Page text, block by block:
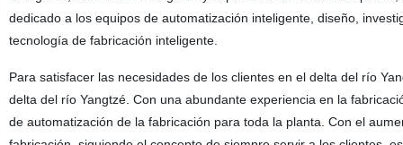
dedicado a los equipos de automatización inteligente, diseño,
tecnología de fabricación inteligente.
Para satisfacer las necesidades de los clientes en el delta del río
delta del río Yangtzé. Con una abundante experiencia en la
de automatización de la fabricación para toda la planta. Con el